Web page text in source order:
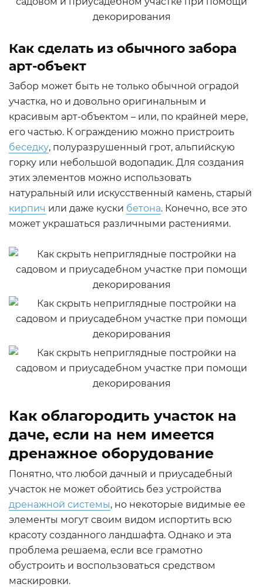
Как сделать из обычного забора
арт-объект
Забор может быть не только обычной оградой
участка, но и довольно оригинальным и
красивым арт-объектом – или, по крайней мере,
его частью. К ограждению можно пристроить
беседку, полуразрушенный грот, альпийскую
горку или небольшой водопадик. Для создания
этих элементов можно использовать
натуральный или искусственный камень, старый
кирпич или даже куски бетона. Конечно, все это
может украшаться различными растениями.
Как облагородить участок на
даче, если на нем имеется
дренажное оборудование
Понятно, что любой дачный и приусадебный
участок не может обойтись без устройства
дренажной системы, но некоторые видимые ее
элементы могут своим видом испортить всю
красоту созданного ландшафта. Однако и эта
проблема решаема, если все грамотно
обустроить и воспользоваться средством
маскировки.